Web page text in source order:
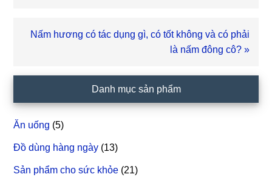
Bài
Nấm hương có tác dụng gì, có tốt không và có phải
là nấm đông cô? »
chính
Danh mục sản phẩm
Ăn uống (5)
Đồ dùng hàng ngày (13)
Sản phẩm cho sức khỏe (21)